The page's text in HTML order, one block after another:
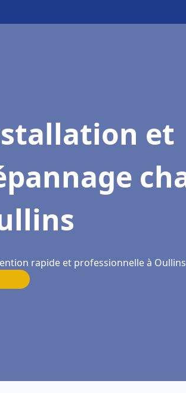
et
rapide et professionnelle à Oullins